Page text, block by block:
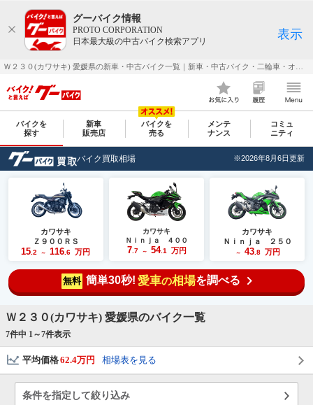
グーバイク情報
PROTO CORPORATION
日本最大級の中古バイク検索アプリ
表示
バイクを
探す
新車
販売店
バイクを
売る
メンテ
ナンス
コミュ
ニティ
バイク買取相場 ※2026年8月6日更新
カワサキ
Ｚ９００ＲＳ
15 .2 ～ 116 .6 万円
カワサキ
Ｎｉｎｊａ ４００
7.7 ～ 54.1 万円
カワサキ
Ｎｉｎｊａ ２５０
～ 43.8 万円
無料 簡単30秒! 愛車の相場を調べる
Ｗ２３０(カワサキ) 愛媛県のバイク一覧
7件中 1～7件表示
平均価格62.4万円 相場表を見る
条件を指定して絞り込み